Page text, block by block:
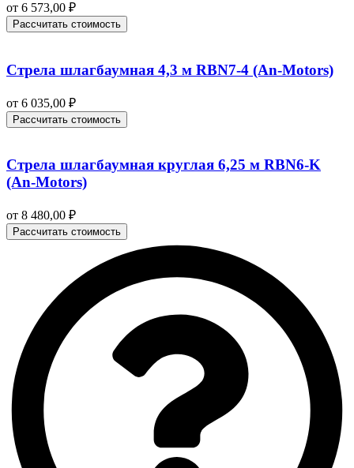
от 6 573,00 ₽
Рассчитать стоимость
Стрела шлагбаумная 4,3 м RBN7-4 (An-Motors)
от 6 035,00 ₽
Рассчитать стоимость
Стрела шлагбаумная круглая 6,25 м RBN6-K
(An-Motors)
от 8 480,00 ₽
Рассчитать стоимость